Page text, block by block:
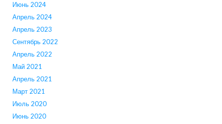
Июнь 2024
Апрель 2024
Апрель 2023
Сентябрь 2022
Апрель 2022
Май 2021
Апрель 2021
Март 2021
Июль 2020
Июнь 2020